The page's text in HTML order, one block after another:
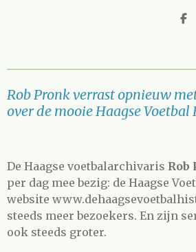
D
n
Rob Pronk verrast opnieuw
over de mooie Haagse Voetbal
De Haagse voetbalarchivaris Rob
per dag mee bezig: de Haagse
website
steeds meer bezoekers. En zijn
ook steeds groter.